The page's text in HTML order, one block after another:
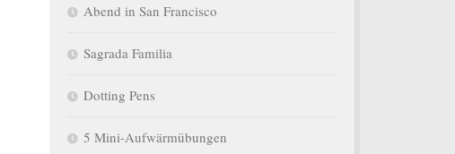
Abend in San Francisco
Sagrada Familia
Dotting Pens
5 Mini-Aufwärmübungen